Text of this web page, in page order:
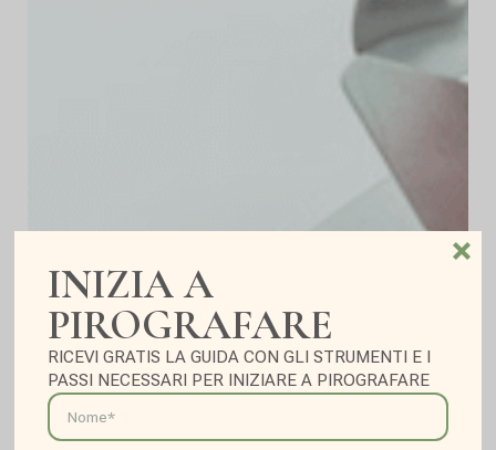
Pirografo: come e quale
scegliere?
INIZIA A
PIROGRAFARE
RICEVI GRATIS LA GUIDA CON GLI STRUMENTI E Ι
PASSI NECESSARI PER INIZIARE A PIROGRAFARE